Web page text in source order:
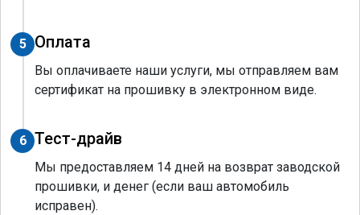
5 Оплата
Вы оплачиваете наши услуги, мы отправляем вам
сертификат на прошивку в электронном виде.
6 Тест-драйв
Мы предоставляем 14 дней на возврат заводской
прошивки, и денег (если ваш автомобиль
исправен).